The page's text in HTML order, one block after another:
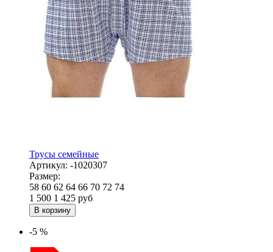
Трусы семейные
Артикул: -1020307
Размер:
58 60 62 64 66 70 72 74
1 500 1 425 руб
В корзину
-5 %